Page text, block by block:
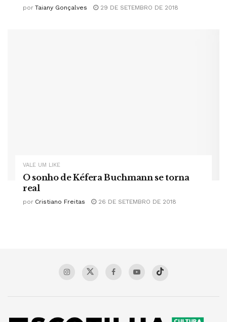
por Taiany Gonçalves 29 DE SETEMBRO DE 2018
VALE UM LIKE
O sonho de Kéfera Buchmann se torna
real
por Cristiano Freitas 26 DE SETEMBRO DE 2018